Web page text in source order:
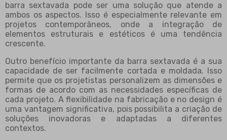
barra sextavada pode ser uma solução que atende a
ambos os aspectos. Isso é especialmente relevante em
projetos contemporâneos, onde a integração de
elementos estruturais e estéticos é uma tendência
crescente.
Outro benefício importante da barra sextavada é a sua
capacidade de ser facilmente cortada e moldada. Isso
permite que os projetistas personalizem as dimensões e
formas de acordo com as necessidades específicas de
cada projeto. A flexibilidade na fabricação e no design é
uma vantagem significativa, pois possibilita a criação de
soluções inovadoras e adaptadas a diferentes
contextos.